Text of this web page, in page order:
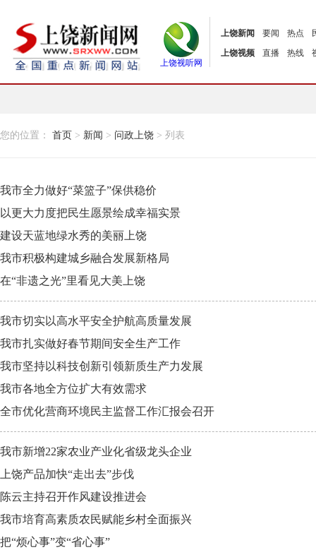
上饶视听网
上饶新闻 要闻 热点
上饶视频
直播 热线
您的位置： 首页 > 新闻 > 问政上饶 > 列表
我市全力做好“菜篮子”保供稳价
以更大力度把民生愿景绘成幸福实景
建设天蓝地绿水秀的美丽上饶
我市积极构建城乡融合发展新格局
在“非遗之光”里看见大美上饶
我市切实以高水平安全护航高质量发展
我市扎实做好春节期间安全生产工作
我市坚持以科技创新引领新质生产力发展
我市各地全方位扩大有效需求
全市优化营商环境民主监督工作汇报会召开
我市新增22家农业产业化省级龙头企业
上饶产品加快“走出去”步伐
陈云主持召开作风建设推进会
我市培育高素质农民赋能乡村全面振兴
把“烦心事”变“省心事”